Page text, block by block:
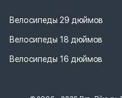
Велосипеды 29 дюймов
Велосипеды 18 дюймов
Велосипеды 16 дюймов